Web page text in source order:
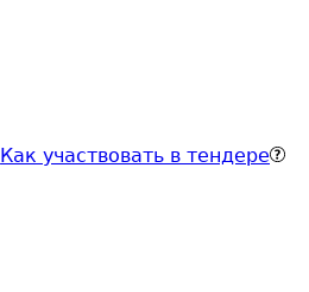
Как участвовать в тендере